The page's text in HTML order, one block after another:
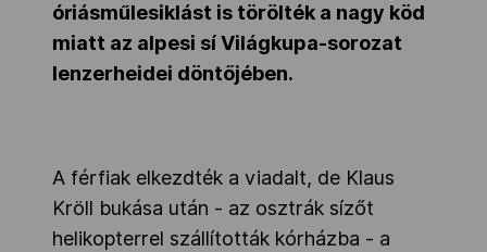
Társszervezetek
Adatbank
óriásműlesiklást is törölték a nagy köd
miatt az alpesi sí Világkupa-sorozat
lenzerheidei döntőjében.
A férfiak elkezdték a viadalt, de Klaus
Kröll bukása után - az osztrák sízőt
helikopterrel szállították kórházba - a